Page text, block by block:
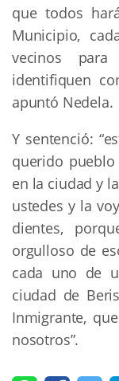
que todos
Municipio,
vecinos
identifiquen
apuntó Nedela.
Y sentenció:
querido
en la ciudad y
ustedes y la
dientes,
orgulloso de
cada uno de
ciudad de
Inmigrante,
nosotros”.